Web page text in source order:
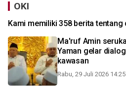
OKI
Kami memiliki 358 berita tentang
Ma'ruf Amin
Yaman gelar
kawasan
Rabu, 29 Juli 2026 14:25